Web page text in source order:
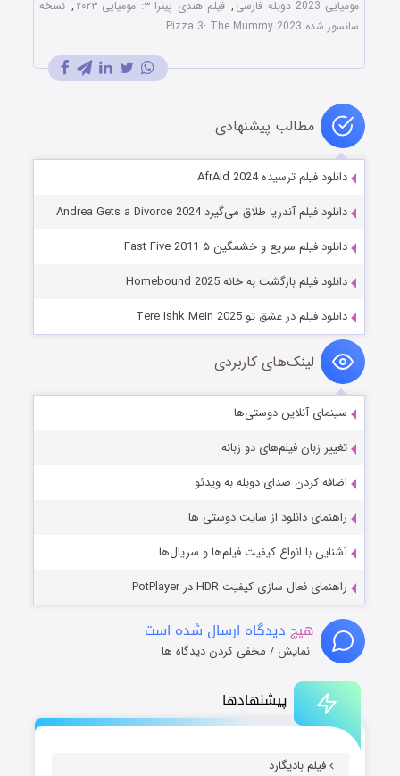
پیشنهادها
فیلم بادیگارد
مومیایی 2023 دوبله فارسی , فیلم هندی پیتزا ۳: مومیایی ۲۰۲۳ , نسخه
سانسور شده Pizza 3: The Mummy 2023
مطالب پیشنهادی
دانلود فیلم ترسیده AfrAId 2024
دانلود فیلم آندریا طلاق می‌گیرد Andrea Gets a Divorce 2024
دانلود فیلم سریع و خشمگین ۵ Fast Five 2011
دانلود فیلم بازگشت به خانه Homebound 2025
دانلود فیلم در عشق تو Tere Ishk Mein 2025
لینک‌های کاربردی
سینمای آنلاین دوستی‌ها
تغییر زبان فیلم‌های دو زبانه
اضافه کردن صدای دوبله به ویدئو
راهنمای دانلود از سایت دوستی ها
آشنایی با انواع کیفیت فیلم‌ها و سریال‌ها
راهنمای فعال سازی کیفیت HDR در PotPlayer
هیچ دیدگاه ارسال شده است
نمایش / مخفی کردن دیدگاه ها